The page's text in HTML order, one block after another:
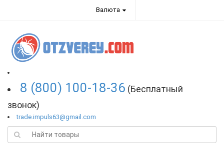
Валюта
8 (800) 100-18-36 (Бесплатный
звонок)
trade.impuls63@gmail.com